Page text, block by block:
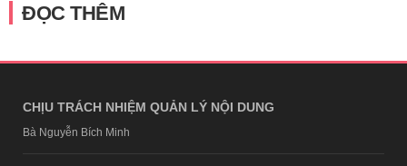
ĐỌC THÊM
CHỊU TRÁCH NHIỆM QUẢN LÝ NỘI DUNG
Bà Nguyễn Bích Minh